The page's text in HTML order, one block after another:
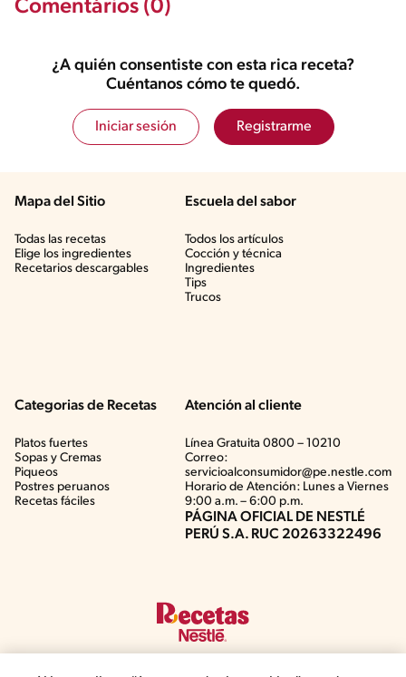
Comentários (0)
¿A quién consentiste con esta rica receta?
Cuéntanos cómo te quedó.
Iniciar sesión Registrarme
Mapa del Sitio
Todas las recetas
Elige los ingredientes
Recetarios descargables
Escuela del sabor
Todos los artículos
Cocción y técnica
Ingredientes
Tips
Trucos
Categorias de Recetas
Platos fuertes
Sopas y Cremas
Piqueos
Postres peruanos
Recetas fáciles
Atención al cliente
Línea Gratuita 0800 – 10210
Correo:
servicioalconsumidor@pe.nestle.com
Horario de Atención: Lunes a Viernes
9:00 a.m. – 6:00 p.m.
PÁGINA OFICIAL DE NESTLÉ
PERÚ S.A. RUC 20263322496